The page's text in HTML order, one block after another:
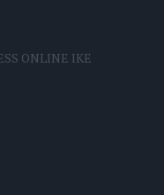
ONLINE IKE